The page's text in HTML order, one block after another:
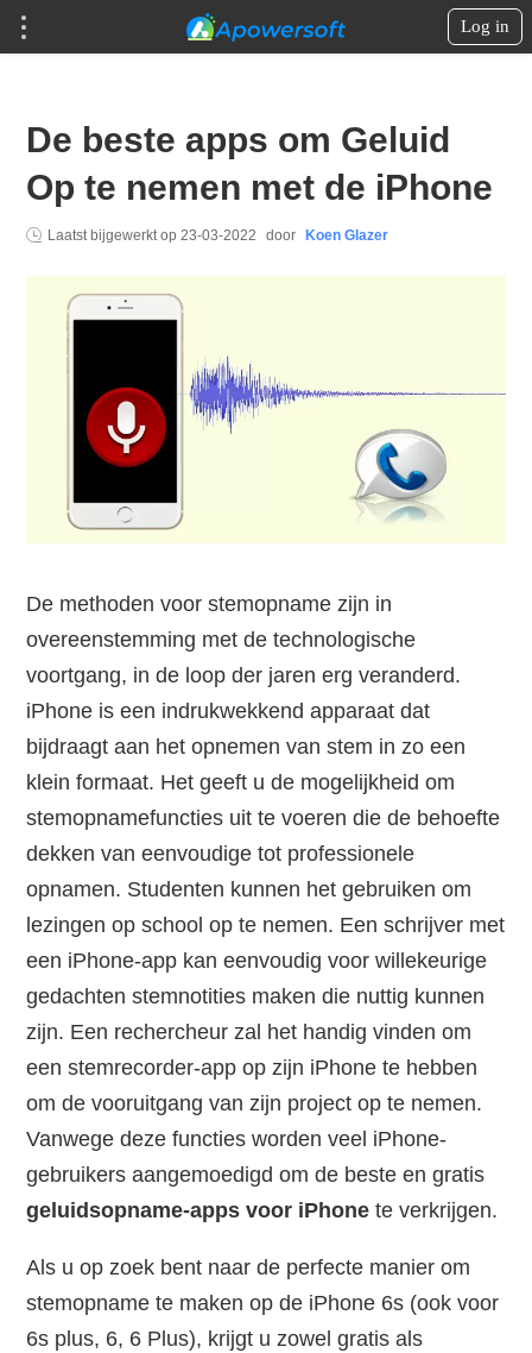
Log in
De beste apps om Geluid
Op te nemen met de iPhone
Laatst bijgewerkt op23-03-2022 door Koen Glazer
De methoden voor stemopname zijn in
overeenstemming met de technologische
voortgang, in de loop der jaren erg veranderd.
iPhone is een indrukwekkend apparaat dat
bijdraagt aan het opnemen van stem in zo een
klein formaat. Het geeft u de mogelijkheid om
stemopnamefuncties uit te voeren die de behoefte
dekken van eenvoudige tot professionele
opnamen. Studenten kunnen het gebruiken om
lezingen op school op te nemen. Een schrijver met
een iPhone-app kan eenvoudig voor willekeurige
gedachten stemnotities maken die nuttig kunnen
zijn. Een rechercheur zal het handig vinden om
een stemrecorder-app op zijn iPhone te hebben
om de vooruitgang van zijn project op te nemen.
Vanwege deze functies worden veel iPhone-
gebruikers aangemoedigd om de beste en gratis
geluidsopname-apps voor iPhone te verkrijgen.
Als u op zoek bent naar de perfecte manier om
stemopname te maken op de iPhone 6s (ook voor
6s plus, 6, 6 Plus), krijgt u zowel gratis als